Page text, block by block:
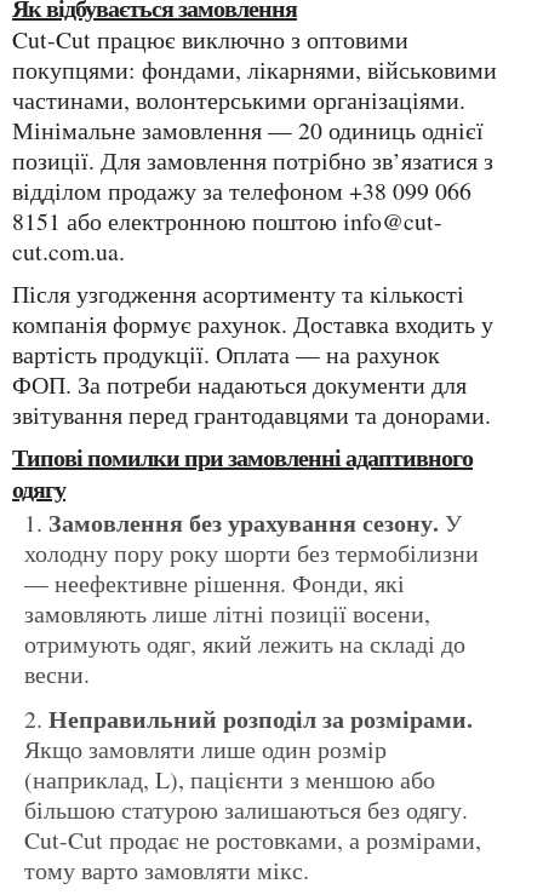
Як відбувається замовлення
Cut-Cut працює виключно з оптовими
покупцями: фондами, лікарнями, військовими
частинами, волонтерськими організаціями.
Мінімальне замовлення — 20 одиниць однієї
позиції. Для замовлення потрібно зв’язатися з
відділом продажу за телефоном +38 099 066
8151 або електронною поштою info@cut-
cut.com.ua.
Після узгодження асортименту та кількості
компанія формує рахунок. Доставка входить у
вартість продукції. Оплата — на рахунок
ФОП. За потреби надаються документи для
звітування перед грантодавцями та донорами.
Типові помилки при замовленні адаптивного
одягу
Замовлення без урахування сезону. У
холодну пору року шорти без термобілизни
— неефективне рішення. Фонди, які
замовляють лише літні позиції восени,
отримують одяг, який лежить на складі до
весни.
Неправильний розподіл за розмірами.
Якщо замовляти лише один розмір
(наприклад, L), пацієнти з меншою або
більшою статурою залишаються без одягу.
Cut-Cut продає не ростовками, а розмірами,
тому варто замовляти мікс.